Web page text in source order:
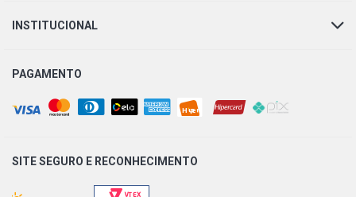
INSTITUCIONAL
PAGAMENTO
SITE SEGURO E RECONHECIMENTO